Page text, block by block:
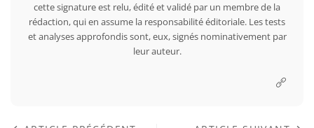
cette signature est relu, édité et validé par un membre de la
rédaction, qui en assume la responsabilité éditoriale. Les tests
et analyses approfondis sont, eux, signés nominativement par
leur auteur.